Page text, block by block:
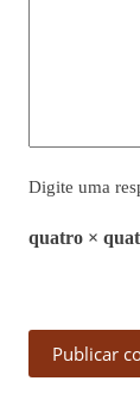
Digite uma
quatro ×
Publicar